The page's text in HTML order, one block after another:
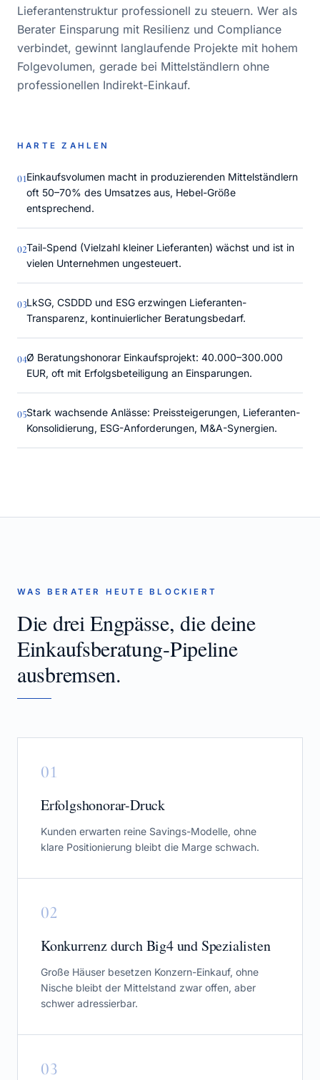
Lieferantenstruktur professionell zu steuern. Wer als
Berater Einsparung mit Resilienz und Compliance
verbindet, gewinnt langlaufende Projekte mit hohem
Folgevolumen, gerade bei Mittelständlern ohne
professionellen Indirekt-Einkauf.
HARTE ZAHLEN
01Einkaufsvolumen macht in produzierenden Mittelständlern
oft 50–70% des Umsatzes aus, Hebel-Größe
entsprechend.
02Tail-Spend (Vielzahl kleiner Lieferanten) wächst und ist in
vielen Unternehmen ungesteuert.
03LkSG, CSDDD und ESG erzwingen Lieferanten-
Transparenz, kontinuierlicher Beratungsbedarf.
04Ø Beratungshonorar Einkaufsprojekt: 40.000–300.000
EUR, oft mit Erfolgsbeteiligung an Einsparungen.
05Stark wachsende Anlässe: Preissteigerungen, Lieferanten-
Konsolidierung, ESG-Anforderungen, M&A-Synergien.
WAS BERATER HEUTE BLOCKIERT
Die drei Engpässe, die deine
Einkaufsberatung-Pipeline
ausbremsen.
01
Erfolgshonorar-Druck
Kunden erwarten reine Savings-Modelle, ohne
klare Positionierung bleibt die Marge schwach.
02
Konkurrenz durch Big4 und Spezialisten
Große Häuser besetzen Konzern-Einkauf, ohne
Nische bleibt der Mittelstand zwar offen, aber
schwer adressierbar.
03